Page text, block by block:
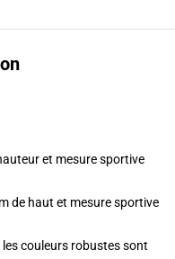
et mesure sportive
de haut et mesure sportive
couleurs robustes sont